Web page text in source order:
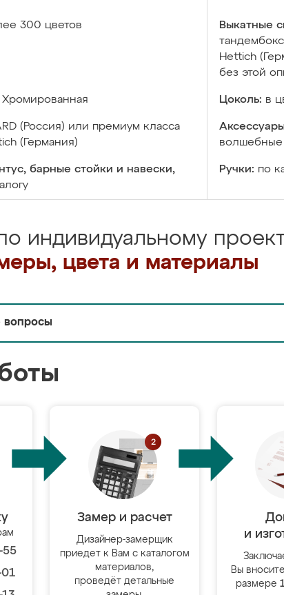
300 цветов Выкатные
Hettich
без этой
Хромированная Цоколь: в
(Россия) или премиум класса
(Германия)
волшебные
барные стойки и навески,
Ручки: по
индивидуальному
цвета и материалы
вопросы
55
Замер и расчет
Дизайнер-замерщик
приедет к Вам с каталогом
материалов,
проведёт детальные
и
Вы
размере